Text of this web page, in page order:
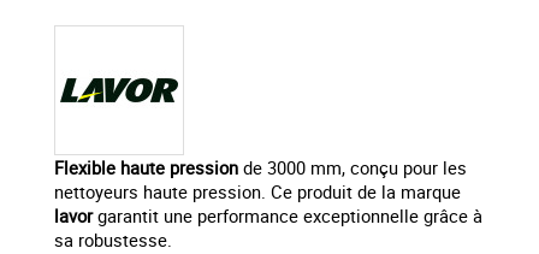
Flexible haute pression de 3000 mm, conçu pour les
nettoyeurs haute pression. Ce produit de la marque
lavorgarantit une performance exceptionnelle grâce à
sa robustesse.